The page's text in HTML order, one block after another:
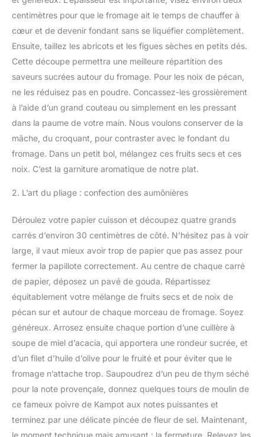
centimètres pour que le fromage ait le temps de chauffer à
cœur et de devenir fondant sans se liquéfier complètement.
Ensuite, taillez les abricots et les figues sèches en petits dés.
Cette découpe permettra une meilleure répartition des
saveurs sucrées autour du fromage. Pour les noix de pécan,
ne les réduisez pas en poudre. Concassez-les grossièrement
à l’aide d’un grand couteau ou simplement en les pressant
dans la paume de votre main. Nous voulons conserver de la
mâche, du croquant, pour contraster avec le fondant du
fromage. Dans un petit bol, mélangez ces fruits secs et ces
noix. C’est la garniture aromatique de notre plat.
2. L’art du pliage : confection des aumônières
Déroulez votre papier cuisson et découpez quatre grands
carrés d’environ 30 centimètres de côté. N’hésitez pas à voir
large, il vaut mieux avoir trop de papier que pas assez pour
fermer la papillote correctement. Au centre de chaque carré
de papier, déposez un pavé de gouda. Répartissez
équitablement votre mélange de fruits secs et de noix de
pécan sur et autour de chaque morceau de fromage. Soyez
généreux. Arrosez ensuite chaque portion d’une cuillère à
soupe de miel d’acacia, qui apportera une rondeur sucrée, et
d’un filet d’huile d’olive pour le fruité et pour éviter que le
fromage n’attache trop. Saupoudrez d’un peu de thym séché
pour la note provençale, donnez quelques tours de moulin de
ce fameux poivre de Kampot aux notes puissantes et
terminez par une délicate pincée de fleur de sel. Maintenant,